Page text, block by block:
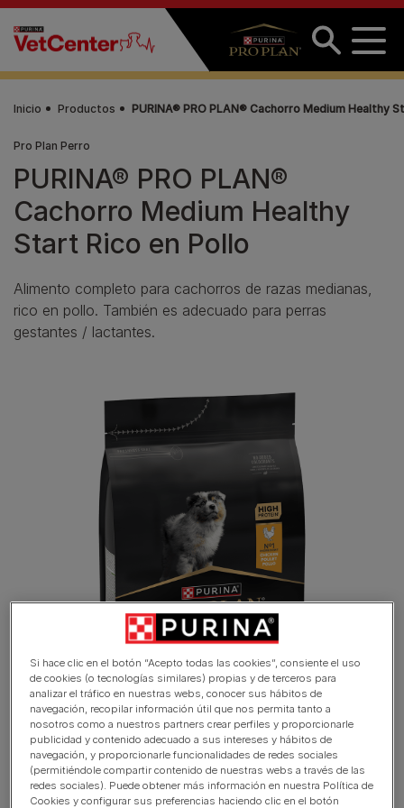
Pasar al contenido principal
Inicio Productos PURINA® PRO PLAN® Cachorro Medium Healthy
Pro Plan Perro
PURINA® PRO PLAN®
Cachorro Medium Healthy
Start Rico en Pollo
Alimento completo para cachorros de razas medianas,
rico en pollo. También es adecuado para perras
gestantes / lactantes.
Si hace clic en el botón “Acepto todas las cookies”, consiente el uso
de cookies (o tecnologías similares) propias y de terceros para
analizar el tráfico en nuestras webs, conocer sus hábitos de
navegación, recopilar información útil que nos permita tanto a
nosotros como a nuestros partners crear perfiles y proporcionarle
publicidad y contenido adecuado a sus intereses y hábitos de
navegación, y proporcionarle funcionalidades de redes sociales
(permitiéndole compartir contenido de nuestras webs a través de las
redes sociales). Puede obtener más información en nuestra Política de
Cookies y configurar sus preferencias haciendo clic en el botón